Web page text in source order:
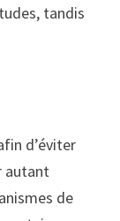
tandis
d’éviter
autant
de